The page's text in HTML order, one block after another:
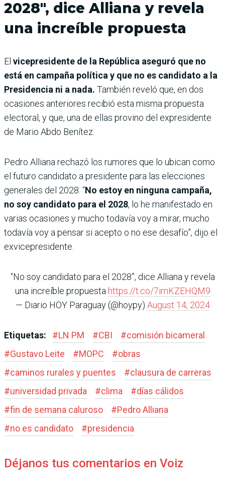
2028″, dice Alliana y revela
una increíble propuesta
El vicepresidente de la República aseguró que no
está en campaña política y que no es candidato a la
Presidencia ni a nada. También reveló que, en dos
ocasiones anteriores recibió esta misma propuesta
electoral, y que, una de ellas provino del expresidente
de Mario Abdo Benítez.
Pedro Alliana rechazó los rumores que lo ubican como
el futuro candidato a presidente para las elecciones
generales del 2028. “No estoy en ninguna campaña,
no soy candidato para el 2028, lo he manifestado en
varias ocasiones y mucho todavía voy a mirar, mucho
todavía voy a pensar si acepto o no ese desafío”, dijo el
exvicepresidente.
“No soy candidato para el 2028”, dice Alliana y revela
una increíble propuesta https://t.co/7imKZEHQM9
— Diario HOY Paraguay (@hoypy) August 14, 2024
Etiquetas: #LN PM #CBI #comisión bicameral
#Gustavo Leite #MOPC #obras
#caminos rurales y puentes #clausura de carreras
#universidad privada #clima #días cálidos
#fin de semana caluroso #Pedro Alliana
#no es candidato #presidencia
Déjanos tus comentarios en Voiz